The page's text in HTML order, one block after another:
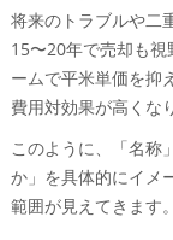
将来のトラブルや二
15〜20年で売却も
ームで平米単価を抑
費用対効果が高くな
このように、「名称
か」を具体的にイメ
範囲が見えてきます。